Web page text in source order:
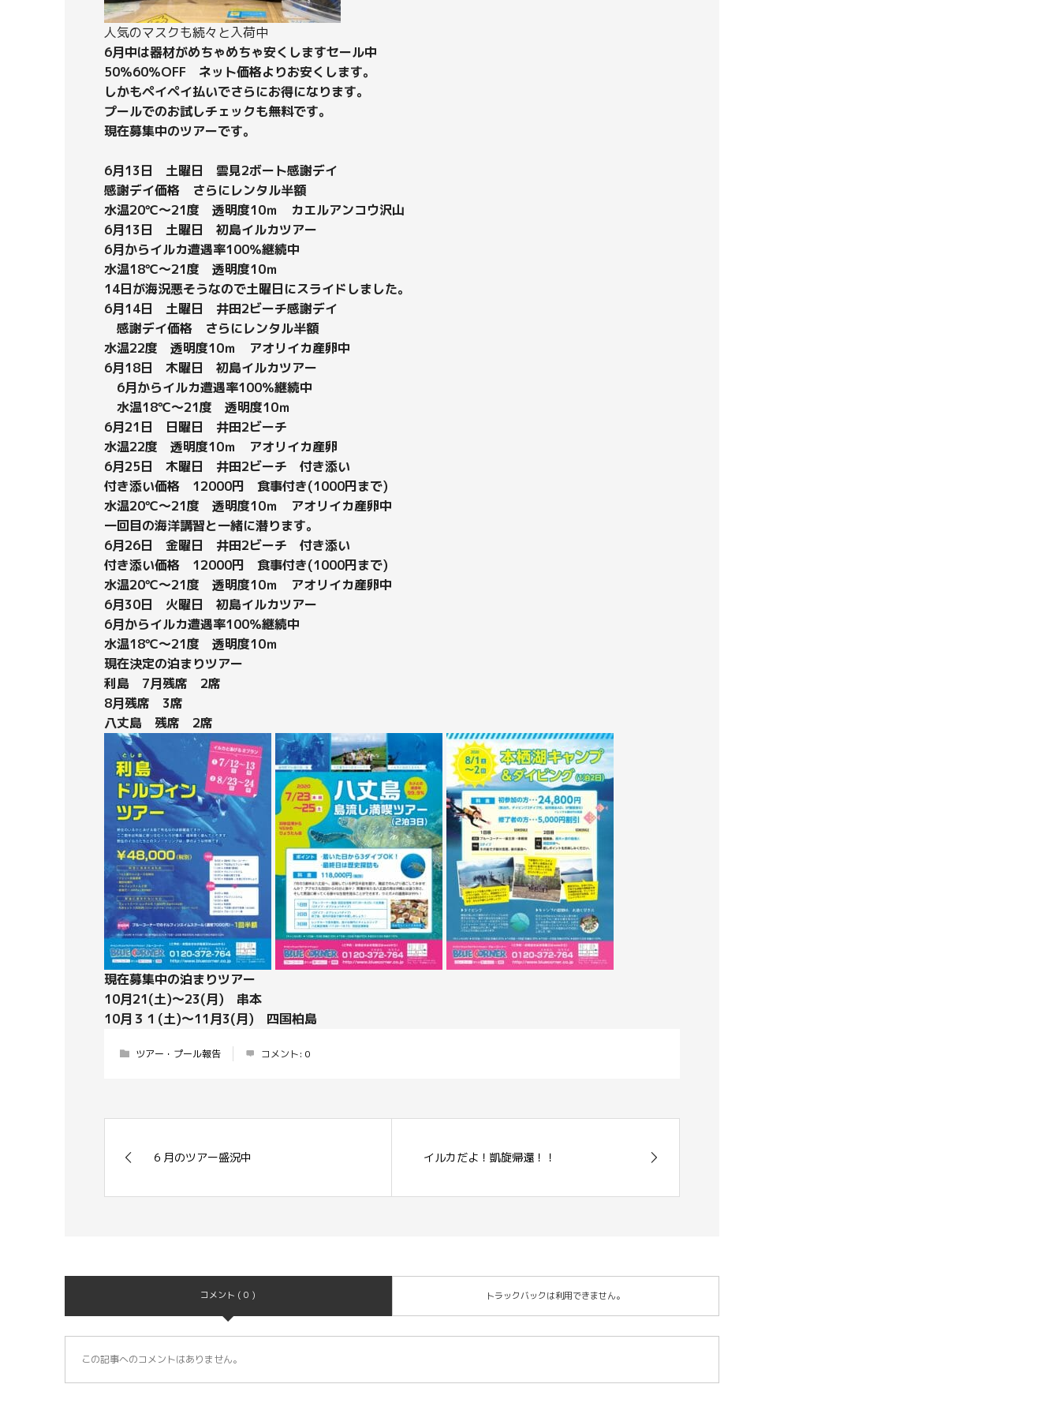
人気のマスクも続々と入荷中
6月中は器材がめちゃめちゃ安くしますセール中
50％60％OFF ネット価格よりお安くします。
しかもペイペイ払いでさらにお得になります。
プールでのお試しチェックも無料です。
現在募集中のツアーです。
6月13日 土曜日 雲見2ボート感謝デイ
感謝デイ価格 さらにレンタル半額
水温20℃～21度 透明度10ｍ カエルアンコウ沢山
6月13日 土曜日 初島イルカツアー
6月からイルカ遭遇率100％継続中
水温18℃～21度 透明度10ｍ
14日が海況悪そうなので土曜日にスライドしました。
6月14日 土曜日 井田2ビーチ感謝デイ
感謝デイ価格 さらにレンタル半額
水温22度 透明度10ｍ アオリイカ産卵中
6月18日 木曜日 初島イルカツアー
6月からイルカ遭遇率100％継続中
水温18℃～21度 透明度10ｍ
6月21日 日曜日 井田2ビーチ
水温22度 透明度10ｍ アオリイカ産卵
6月25日 木曜日 井田2ビーチ 付き添い
付き添い価格 12000円 食事付き(1000円まで)
水温20℃～21度 透明度10ｍ アオリイカ産卵中
一回目の海洋講習と一緒に潜ります。
6月26日 金曜日 井田2ビーチ 付き添い
付き添い価格 12000円 食事付き(1000円まで)
水温20℃～21度 透明度10ｍ アオリイカ産卵中
6月30日 火曜日 初島イルカツアー
6月からイルカ遭遇率100％継続中
水温18℃～21度 透明度10ｍ
現在決定の泊まりツアー
利島 7月残席 2席
8月残席 3席
八丈島 残席 2席
現在募集中の泊まりツアー
10月21(土)～23(月) 串本
10月３１(土)～11月3(月) 四国柏島
ツアー・プール報告 コメント: 0
６月のツアー盛況中 イルカだよ！凱旋帰還！！
コメント ( 0 ) トラックバックは利用できません。
この記事へのコメントはありません。